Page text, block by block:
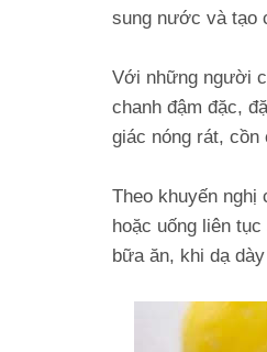
sung nước và tạo
Với những người
chanh đậm đặc,
giác nóng rát, cồn
Theo khuyến nghị
hoặc uống liên
bữa ăn, khi dạ